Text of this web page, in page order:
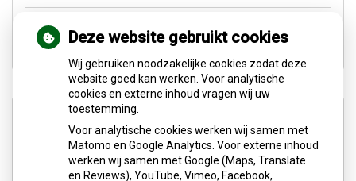
Naar de tandarts in het buitenland? Wees op je
hoede!
Aangesloten bij:
Deze website gebruikt cookies
Wij gebruiken noodzakelijke cookies zodat deze
website goed kan werken. Voor analytische
cookies en externe inhoud vragen wij uw
toestemming.
Voor analytische cookies werken wij samen met
Matomo en Google Analytics. Voor externe inhoud
werken wij samen met Google (Maps, Translate
en Reviews), YouTube, Vimeo, Facebook,